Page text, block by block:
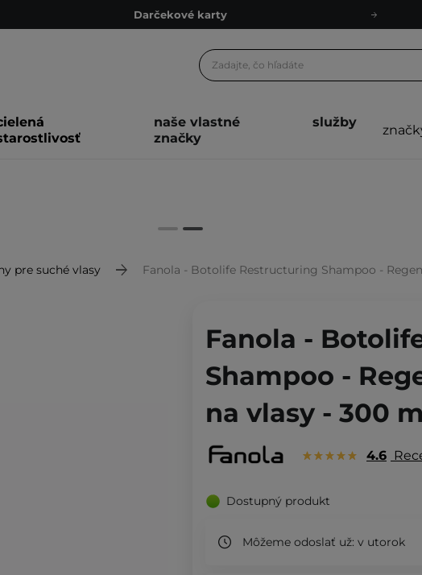
Darčekové karty
Odmeňovací program
Darčekové karty
naše vlastné
značky
služby
pre suché vlasy Fanola - Botolife Restructuring Shampoo -
Fanola -
Shampoo -
na vlasy - 300
4.6
Dostupný produkt
Môžeme odoslať už: v utorok